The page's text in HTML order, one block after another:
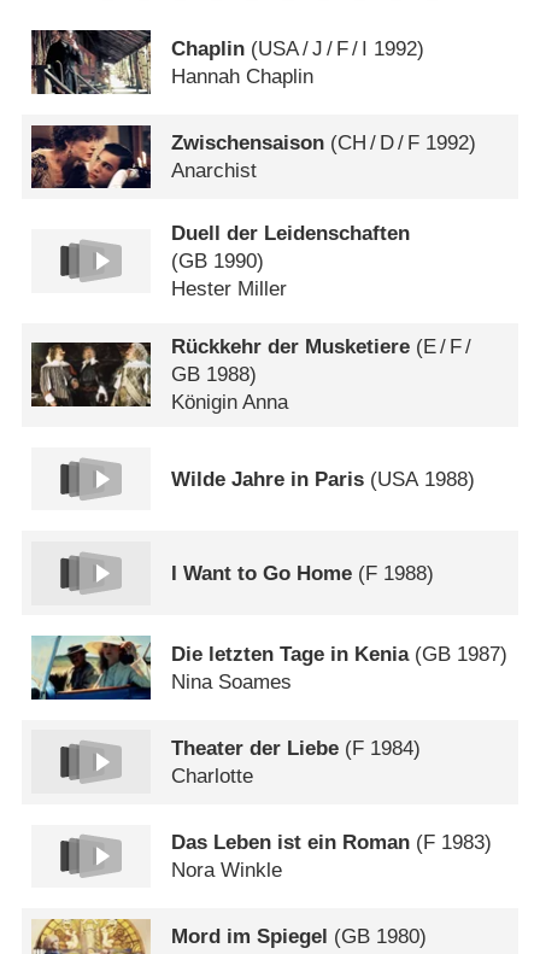
Chaplin (USA/J / F/ I 1992)
Hannah Chaplin
Zwischensaison (CH / D/ F 1992)
Anarchist
Duell der Leidenschaften
(GB 1990)
Hester Miller
Rückkehr der Musketiere (E/ F/
GB 1988)
Königin Anna
Wilde Jahre in Paris (USA 1988)
I Want to Go Home (F 1988)
Die letzten Tage in Kenia(GB 1987)
Nina Soames
Theater der Liebe (F 1984)
Charlotte
Das Leben ist ein Roman (F 1983)
Nora Winkle
Mord im Spiegel (GB 1980)